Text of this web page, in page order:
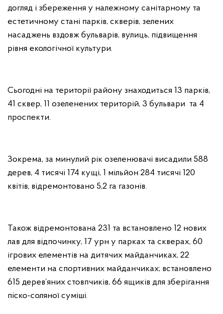
догляд і збереження у належному санітарному та
естетичному стані парків, скверів, зелених
насаджень вздовж бульварів, вулиць, підвищення
рівня екологічної культури.
Сьогодні на території району знаходиться 13 парків,
41 сквер, 11 озеленених територій, 3 бульвари та 4
проспекти.
Зокрема, за минулий рік озеленювачі висадили 588
дерев, 4 тисячі 174 кущі, 1 мільйон 284 тисячі 120
квітів, відремонтовано 5,2 га газонів.
Також відремонтована 231 та встановлено 12 нових
лав для відпочинку, 17 урн у парках та скверах, 60
ігрових елементів на дитячих майданчиках, 22
елементи на спортивних майданчиках; встановлено
615 дерев’яних стовпчиків, 66 ящиків для зберігання
піско-соляної суміші.